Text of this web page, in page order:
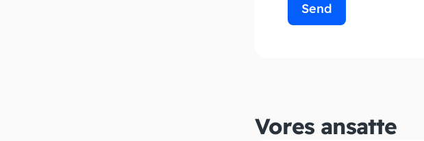
Send
Vores ansatte